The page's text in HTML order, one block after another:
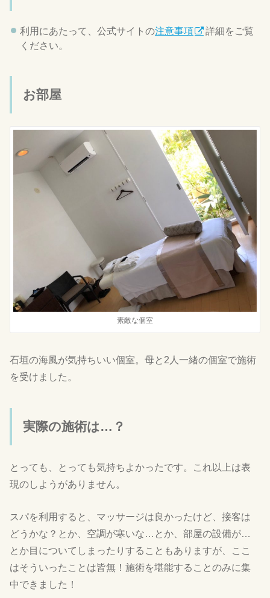
利用にあたって、公式サイトの注意事項
詳細をご覧
ください。
お部屋
素敵な個室
石垣の海風が気持ちいい個室。母と2人一緒の個室で施術
を受けました。
実際の施術は…？
とっても、とっても気持ちよかったです。これ以上は表
現のしようがありません。
スパを利用すると、マッサージは良かったけど、接客は
どうかな？とか、空調が寒いな…とか、部屋の設備が…
とか目についてしまったりすることもありますが、ここ
はそういったことは皆無！施術を堪能することのみに集
中できました！